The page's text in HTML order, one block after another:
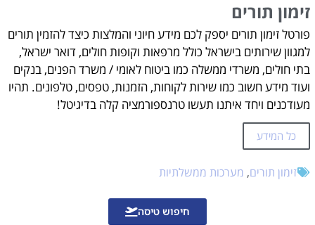
(adsbygoogle = window.adsbygoogle || []).push({});
לאחר מכן תופנו לתשלום האגרה, ולבסוף תקבלו טופס (אישור) שאותו תצטרכו להדפיס ולהגיע איתו למשרד הפנים.
במקום לחכות שעות בתור בכדי להוציא את הטופס אתם תגיעו עם הטופס כבר מוכן ומשולם ובכך תחסכו זמן יקר!!
זימון תורים
פורטל זימון תורים יספק לכם מידע חיוני והמלצות כיצד להזמין תורים
למגוון שירותים בישראל כולל מרפאות וקופות חולים, דואר ישראל,
בתי חולים, משרדי ממשלה כמו ביטוח לאומי / משרד הפנים, בנקים
ועוד מידע חשוב כמו שירות לקוחות, הזמנות, טפסים, טלפונים. תהיו
מעודכנים ויחד איתנו תעשו טרנספורמציה קלה בדיגיטל!
כל המידע
זימון תורים, מערכות ממשלתיות
חיפוש טיסה